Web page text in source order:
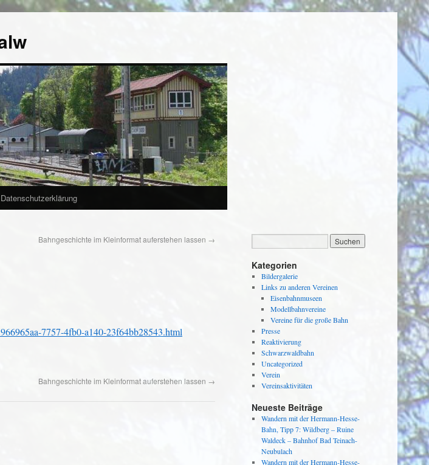
Datenschutzerklärung
Bahngeschichte im Kleinformat auferstehen lassen →
7757-4fb0-a140-23f64bb28543.html
Bahngeschichte im Kleinformat auferstehen lassen →
Kategorien
Bildergalerie
Links zu anderen Vereinen
Eisenbahnmuseen
Modellbahnvereine
Vereine für die große Bahn
Presse
Reaktivierung
Schwarzwaldbahn
Uncategorized
Verein
Vereinsaktivitäten
Neueste Beiträge
Wandern mit der Hermann-Hesse-
Bahn, Tipp 7: Wildberg – Ruine
Waldeck – Bahnhof Bad Teinach-
Neubulach
Wandern mit der Hermann-Hesse-